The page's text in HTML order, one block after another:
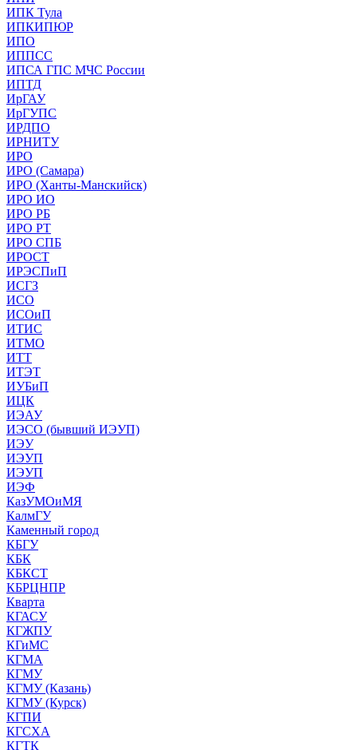
ИПК Тула
ИПКИПЮР
ИПО
ИППСС
ИПСА ГПС МЧС России
ИПТД
ИрГАУ
ИрГУПС
ИРДПО
ИРНИТУ
ИРО
ИРО (Самара)
ИРО (Ханты-Манскийск)
ИРО ИО
ИРО РБ
ИРО РТ
ИРО СПБ
ИРОСТ
ИРЭСПиП
ИСГЗ
ИСО
ИСОиП
ИТИС
ИТМО
ИТТ
ИТЭТ
ИУБиП
ИЦК
ИЭАУ
ИЭСО (бывший ИЭУП)
ИЭУ
ИЭУП
ИЭУП
ИЭФ
КазУМОиМЯ
КалмГУ
Каменный город
КБГУ
КБК
КБКСТ
КБРЦНПР
Кварта
КГАСУ
КГЖПУ
КГиМС
КГМА
КГМУ
КГМУ (Казань)
КГМУ (Курск)
КГПИ
КГСХА
КГТК